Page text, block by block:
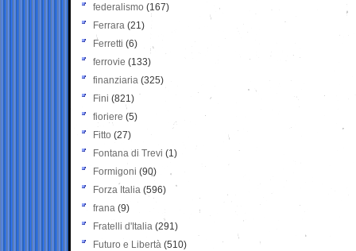
federalismo (167)
Ferrara (21)
Ferretti (6)
ferrovie (133)
finanziaria (325)
Fini (821)
fioriere (5)
Fitto (27)
Fontana di Trevi (1)
Formigoni (90)
Forza Italia (596)
frana (9)
Fratelli d'Italia (291)
Futuro e Libertà (510)